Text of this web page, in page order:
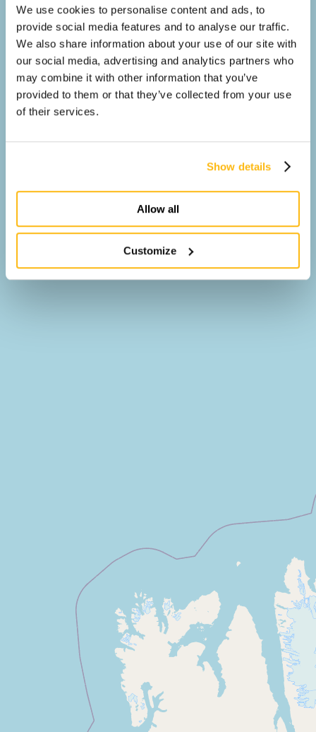
We use cookies to personalise content and ads, to
provide social media features and to analyse our traffic.
We also share information about your use of our site with
our social media, advertising and analytics partners who
may combine it with other information that you’ve
provided to them or that they’ve collected from your use
of their services.
Show details
Allow all
Customize